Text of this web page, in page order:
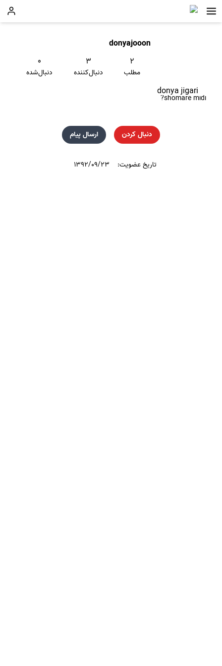
donyajooon
۲
مطلب
۳
دنبال‌کننده
۰
دنبال‌شده
donya jigari
shomare midi?
دنبال کردن ارسال پیام
تاریخ عضویت: ۱۳۹۲/۰۹/۲۳